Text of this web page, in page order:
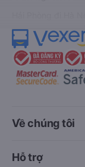
Về chúng tôi
Hỗ trợ